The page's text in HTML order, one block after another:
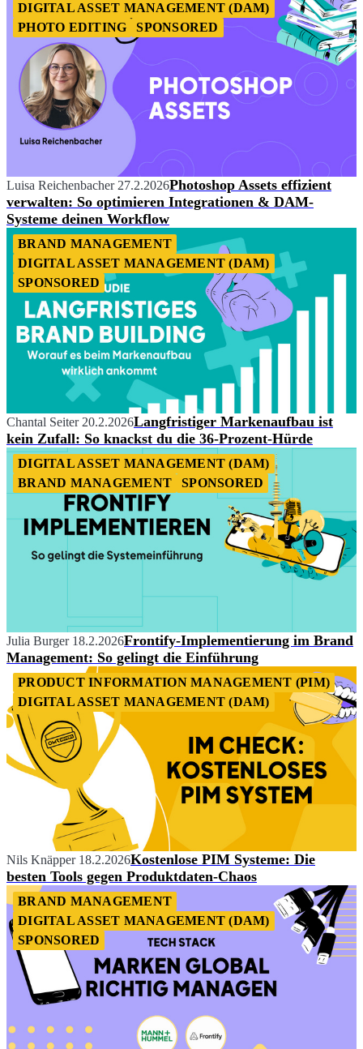
DIGITAL ASSET MANAGEMENT (DAM)
PHOTO EDITING
SPONSORED
Luisa Reichenbacher 27.2.2026Photoshop Assets effizient
verwalten: So optimieren Integrationen & DAM-
Systeme deinen Workflow
BRAND MANAGEMENT
DIGITAL ASSET MANAGEMENT (DAM)
SPONSORED
Chantal Seiter 20.2.2026Langfristiger Markenaufbau ist
kein Zufall: So knackst du die 36-Prozent-Hürde
DIGITAL ASSET MANAGEMENT (DAM)
BRAND MANAGEMENT
SPONSORED
Julia Burger 18.2.2026Frontify-Implementierung im Brand
Management: So gelingt die Einführung
PRODUCT INFORMATION MANAGEMENT (PIM)
DIGITAL ASSET MANAGEMENT (DAM)
Nils Knäpper 18.2.2026Kostenlose PIM Systeme: Die
besten Tools gegen Produktdaten-Chaos
BRAND MANAGEMENT
DIGITAL ASSET MANAGEMENT (DAM)
SPONSORED